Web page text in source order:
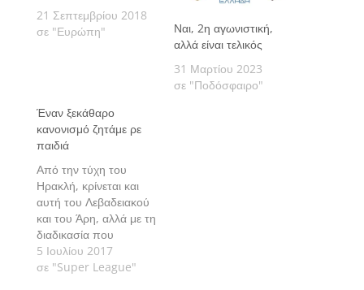
21 Σεπτεμβρίου 2018
σε "Ευρώπη"
Ναι, 2η αγωνιστική,
αλλά είναι τελικός
31 Μαρτίου 2023
σε "Ποδόσφαιρο"
Έναν ξεκάθαρο
κανονισμό ζητάμε ρε
παιδιά
Από την τύχη του
Ηρακλή, κρίνεται και
αυτή του Λεβαδειακού
και του Άρη, αλλά με τη
διαδικασία που
ακολουθείται, χαμένο
βγαίνει έτσι κι αλλιώς το
5 Ιουλίου 2017
σε "Super League"